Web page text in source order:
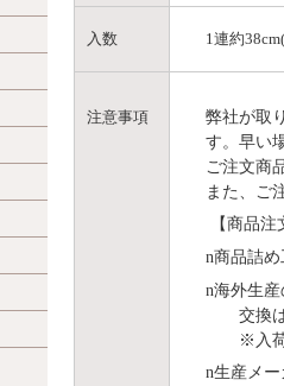
入数 1連約
注意事項 弊社が取
す。早い
ご注文商
また、ご
【商品注
n商品詰め
n海外⽣
交換
※⼊
n⽣産メ